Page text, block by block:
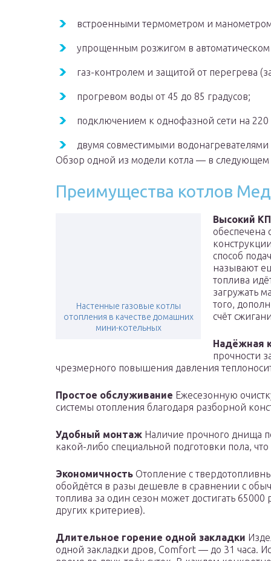
встроенными термометром и
упрощенным розжигом в
газ-контролем и защитой от перегрева
прогревом воды от 45 до 85 градусов;
подключением к однофазной сети на 220
двумя совместимыми
Обзор одной из модели котла — в следующем
Преимущества котлов
Настенные газовые котлы
отопления в качестве домашних
мини-котельных
Высокий
обеспечена
способ
называют
топлива
загружать
того,
счёт
Надёжная
прочности
чрезмерного повышения давления
Простое обслуживание Ежесезонную
системы отопления благодаря разборной
Удобный монтаж Наличие прочного днища
какой-либо специальной подготовки пола,
Экономичность Отопление с
обойдётся в разы дешевле в сравнении с
топлива за один сезон может достигать
других критериев).
Длительное горение одной закладки
одной закладки дров, Comfort — до 31 часа.